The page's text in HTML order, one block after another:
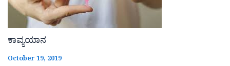
ಕಾವ್ಯಯಾನ
October 19, 2019